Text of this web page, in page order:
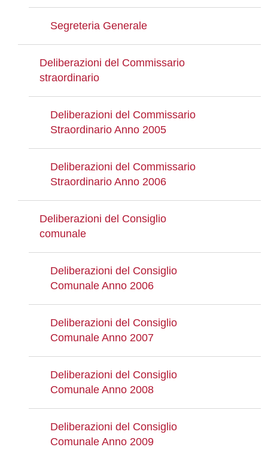
Segreteria Generale
Deliberazioni del Commissario
straordinario
Deliberazioni del Commissario
Straordinario Anno 2005
Deliberazioni del Commissario
Straordinario Anno 2006
Deliberazioni del Consiglio
comunale
Deliberazioni del Consiglio
Comunale Anno 2006
Deliberazioni del Consiglio
Comunale Anno 2007
Deliberazioni del Consiglio
Comunale Anno 2008
Deliberazioni del Consiglio
Comunale Anno 2009